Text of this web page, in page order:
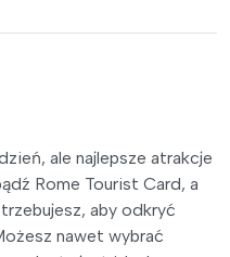
ale najlepsze atrakcje
Rome Tourist Card, a
aby odkryć
nawet wybrać